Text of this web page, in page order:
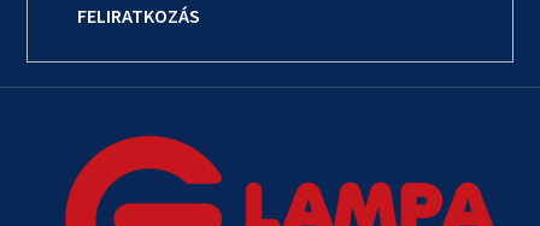
FELIRATKOZÁS